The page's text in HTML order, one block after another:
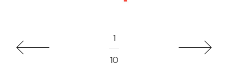
Précédent
1
10
Suivant